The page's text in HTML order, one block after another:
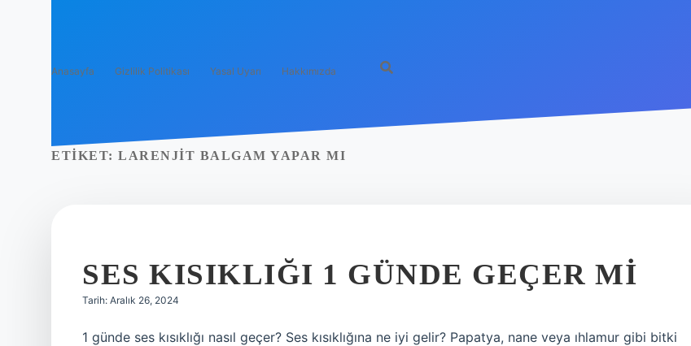
Anasayfa Gizlilik Politikası Yasal Uyarı Hakkımızda
ETIKET: LARENJIT BALGAM YAPAR MI
SES KISIKLIĞI 1 GÜNDE GEÇER MI
Tarih: Aralık 26, 2024
1 günde ses kısıklığı nasıl geçer? Ses kısıklığına ne iyi gelir? Papatya, nane veya ıhlamur gibi bitki